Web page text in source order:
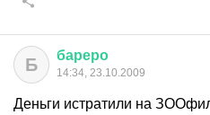
Б бареро
14:34, 23.10.2009
Деньги истратили на